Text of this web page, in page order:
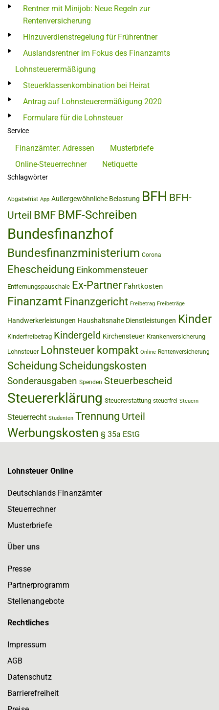
Rentner mit Minijob: Neue Regeln zur
Rentenversicherung
Hinzuverdienstregelung für Frührentner
Auslandsrentner im Fokus des Finanzamts
Lohnsteuerermäßigung
Steuerklassenkombination bei Heirat
Antrag auf Lohnsteuerermäßigung 2020
Formulare für die Lohnsteuer
Service
Finanzämter: Adressen
Musterbriefe
Online-Steuerrechner
Netiquette
Schlagwörter
Abgabefrist App Außergewöhnliche Belastung BFH BFH-
Urteil BMF BMF-Schreiben
Bundesfinanzhof
Bundesfinanzministerium Corona
Ehescheidung Einkommensteuer
Entfernungspauschale Ex-Partner Fahrtkosten
Finanzamt Finanzgericht Freibetrag Freibeträge
Handwerkerleistungen Haushaltsnahe Dienstleistungen Kinder
Kinderfreibetrag Kindergeld Kirchensteuer Krankenversicherung
Lohnsteuer Lohnsteuer kompakt Online Rentenversicherung
Scheidung Scheidungskosten
Sonderausgaben Spenden Steuerbescheid
Steuererklärung Steuererstattung steuerfrei Steuern
Steuerrecht Studenten Trennung Urteil
Werbungskosten § 35a EStG
Lohnsteuer Online
Deutschlands Finanzämter
Steuerrechner
Musterbriefe
Über uns
Presse
Partnerprogramm
Stellenangebote
Rechtliches
Impressum
AGB
Datenschutz
Barrierefreiheit